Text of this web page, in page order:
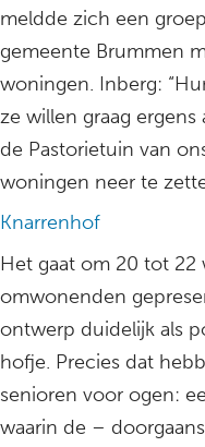
meldde zich een
gemeente Brummen
woningen. Inberg:
ze willen graag
de Pastorietuin van
woningen neer te
Knarrenhof
Het gaat om 20 tot 22
omwonenden
ontwerp duidelijk als
hofje. Precies dat
senioren voor ogen:
waarin de –